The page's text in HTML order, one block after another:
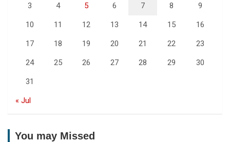
3 4 5 6 7 8 9
10 11 12 13 14 15 16
17 18 19 20 21 22 23
24 25 26 27 28 29 30
31
« Jul
You may Missed